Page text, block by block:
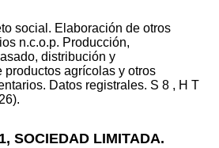
social. Elaboración de otros
n.c.o.p. Producción,
distribución y
agrícolas y otros
Datos registrales. S 8 , H T
SOCIEDAD LIMITADA.